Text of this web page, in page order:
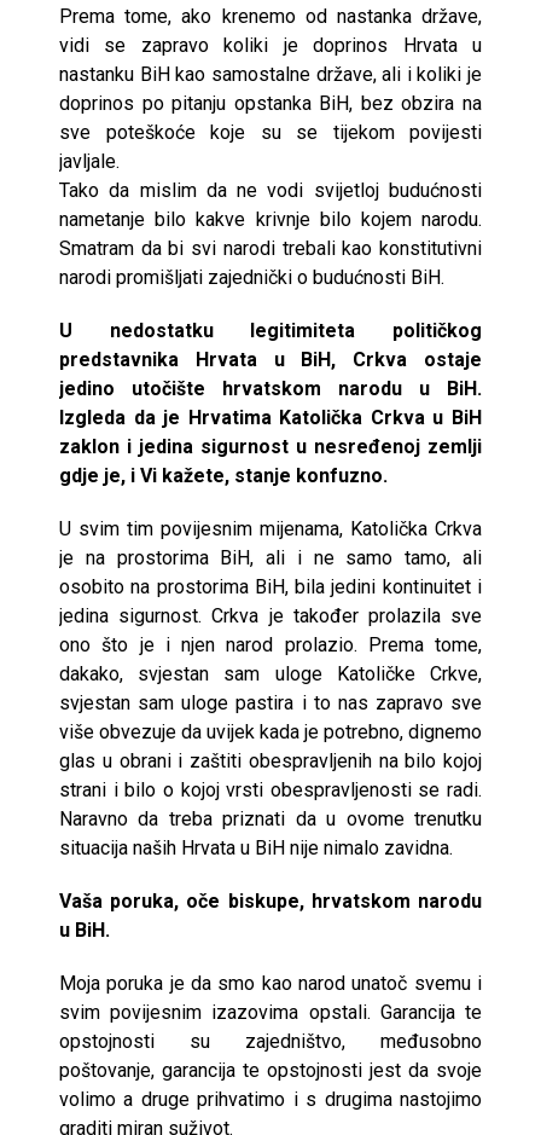
Prema tome, ako krenemo od nastanka države,
vidi se zapravo koliki je doprinos Hrvata u
nastanku BiH kao samostalne države, ali i koliki je
doprinos po pitanju opstanka BiH, bez obzira na
sve poteškoće koje su se tijekom povijesti
javljale.
Tako da mislim da ne vodi svijetloj budućnosti
nametanje bilo kakve krivnje bilo kojem narodu.
Smatram da bi svi narodi trebali kao konstitutivni
narodi promišljati zajednički o budućnosti BiH.
U nedostatku legitimiteta političkog
predstavnika Hrvata u BiH, Crkva ostaje
jedino utočište hrvatskom narodu u BiH.
Izgleda da je Hrvatima Katolička Crkva u BiH
zaklon i jedina sigurnost u nesređenoj zemlji
gdje je, i Vi kažete, stanje konfuzno.
U svim tim povijesnim mijenama, Katolička Crkva
je na prostorima BiH, ali i ne samo tamo, ali
osobito na prostorima BiH, bila jedini kontinuitet i
jedina sigurnost. Crkva je također prolazila sve
ono što je i njen narod prolazio. Prema tome,
dakako, svjestan sam uloge Katoličke Crkve,
svjestan sam uloge pastira i to nas zapravo sve
više obvezuje da uvijek kada je potrebno, dignemo
glas u obrani i zaštiti obespravljenih na bilo kojoj
strani i bilo o kojoj vrsti obespravljenosti se radi.
Naravno da treba priznati da u ovome trenutku
situacija naših Hrvata u BiH nije nimalo zavidna.
Vaša poruka, oče biskupe, hrvatskom narodu
u BiH.
Moja poruka je da smo kao narod unatoč svemu i
svim povijesnim izazovima opstali. Garancija te
opstojnosti su zajedništvo, međusobno
poštovanje, garancija te opstojnosti jest da svoje
volimo a druge prihvatimo i s drugima nastojimo
graditi miran suživot.